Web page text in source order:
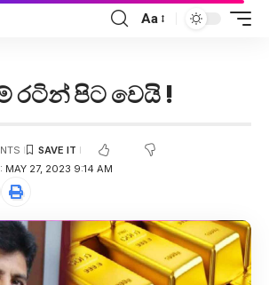
Aa
රටින් පිට වෙයි !
MAY 27, 2023 9:14 AM